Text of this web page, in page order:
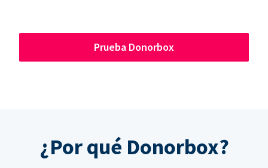
Prueba Donorbox
¿Por qué Donorbox?